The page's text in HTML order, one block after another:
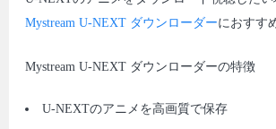
Mystream U-NEXT ダウンローダーにおすす
Mystream U-NEXT ダウンローダーの特徴
U-NEXTのアニメを高画質で保存